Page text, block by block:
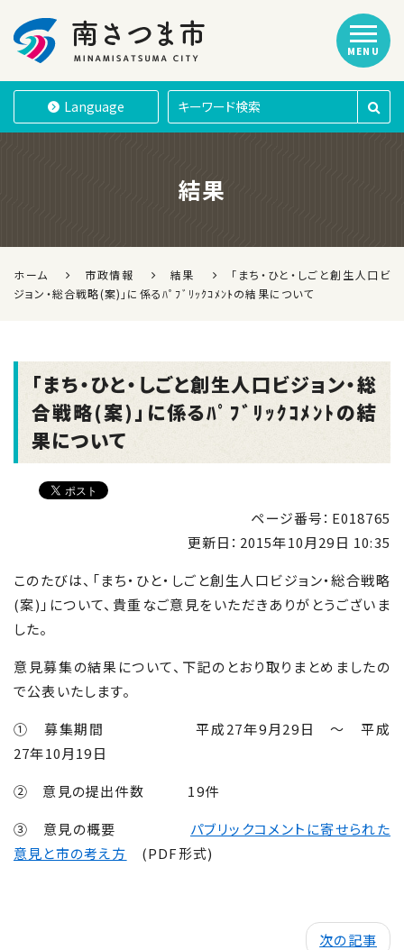
南さつま市
Language
MENU
結果
ホーム 市政情報 結果
「まち・ひと・しごと創生人口ビ
ジョン・総合戦略(案)」に係るﾊﾟﾌﾞﾘｯｸｺﾒﾝﾄの結果について
「まち・ひと・しごと創生人口ビジョン・総
合戦略(案)」に係るﾊﾟﾌﾞﾘｯｸｺﾒﾝﾄの結
果について
ページ番号：E018765
更新日： 2015年10月29日 10:35
このたびは、「まち・ひと・しごと創生人口ビジョン・総合戦略
(案)」について、貴重なご意見をいただきありがとうございま
した。
意見募集の結果について、下記のとおり取りまとめましたの
で公表いたします。
① 募集期間 平成27年9月29日 ～ 平成
27年10月19日
② 意見の提出件数 19件
③ 意見の概要 パブリックコメントに寄せられた
意見と市の考え方 (PDF形式)
次の記事